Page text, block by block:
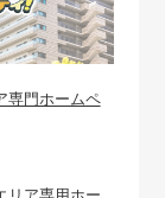
専門ホームペ